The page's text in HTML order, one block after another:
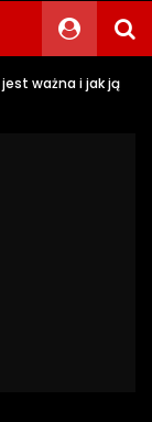
ważna i jak ją